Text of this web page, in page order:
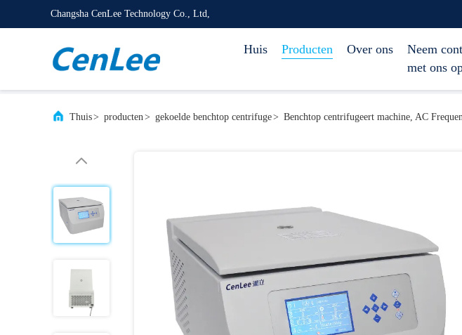
Changsha CenLee Technology Co., Ltd,
Huis Producten Over ons
Neem
met ons
Thuis> producten> gekoelde benchtop centrifuge> Benchtop centrifugeert machine, AC